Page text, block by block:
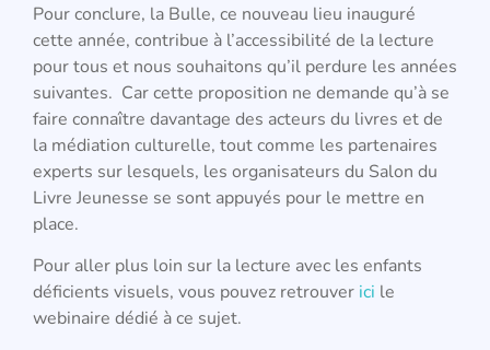
Pour conclure, la Bulle, ce nouveau lieu inauguré
cette année, contribue à l’accessibilité de la lecture
pour tous et nous souhaitons qu’il perdure les années
suivantes. Car cette proposition ne demande qu’à se
faire connaître davantage des acteurs du livres et de
la médiation culturelle, tout comme les partenaires
experts sur lesquels, les organisateurs du Salon du
Livre Jeunesse se sont appuyés pour le mettre en
place.
Pour aller plus loin sur la lecture avec les enfants
déficients visuels, vous pouvez retrouver ici le
webinaire dédié à ce sujet.